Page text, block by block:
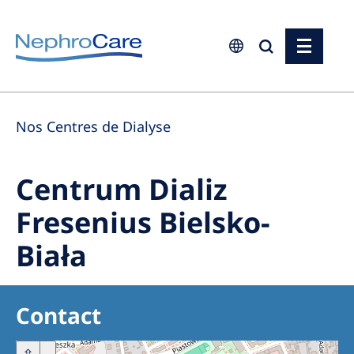
Europe
Czech Republic
Germany
Israel
Italy
Poland
Portugal
Nos Centres de Dialyse
Centrum Dializ
Fresenius Bielsko-
Biała
Contact